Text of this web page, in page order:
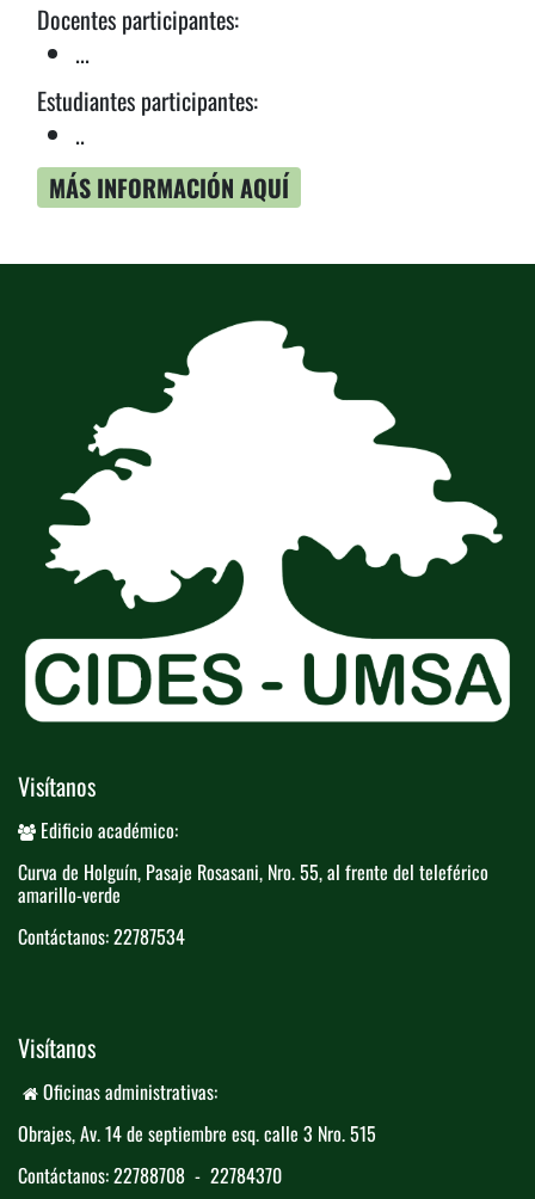
Docentes participantes:
...
Estudiantes participantes:
..
MÁS INFORMACIÓN AQUÍ
Visítanos
Edificio académico:
Curva de Holguín, Pasaje Rosasani, Nro. ​55, al frente del teleférico​
amarillo-verde
Contáctanos: 22787534
Visítanos
Oficinas administrativas:
Obrajes, Av. 14 de septiembre esq. calle 3 ​ ​Nro. 515
Contáctanos: 22788708 - 22784370